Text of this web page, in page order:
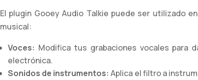
El plugin Gooey Audio Talkie puede ser utilizado
musical:
Voces: Modifica tus grabaciones vocales para
electrónica.
Sonidos de instrumentos: Aplica el filtro a